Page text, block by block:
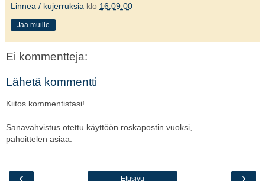
Linnea / kujerruksia klo 16.09.00
Jaa muille
Ei kommentteja:
Lähetä kommentti
Kiitos kommentistasi!
Sanavahvistus otettu käyttöön roskapostin vuoksi,
pahoittelen asiaa.
‹ ›
Etusivu